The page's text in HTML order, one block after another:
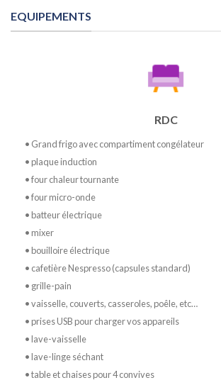
EQUIPEMENTS
RDC
• Grand frigo avec compartiment congélateur
• plaque induction
• four chaleur tournante
• four micro-onde
• batteur électrique
• mixer
• bouilloire électrique
• cafetière Nespresso (capsules standard)
• grille-pain
• vaisselle, couverts, casseroles, poêle, etc…
• prises USB pour charger vos appareils
• lave-vaisselle
• lave-linge séchant
• table et chaises pour 4 convives